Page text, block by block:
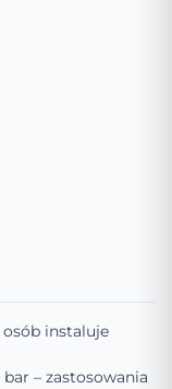
instaluje
– zastosowania